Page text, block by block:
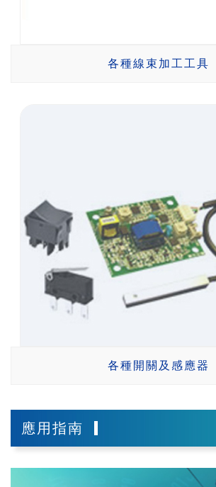
各種線束加工工具
各種開關及感應器
應用指南